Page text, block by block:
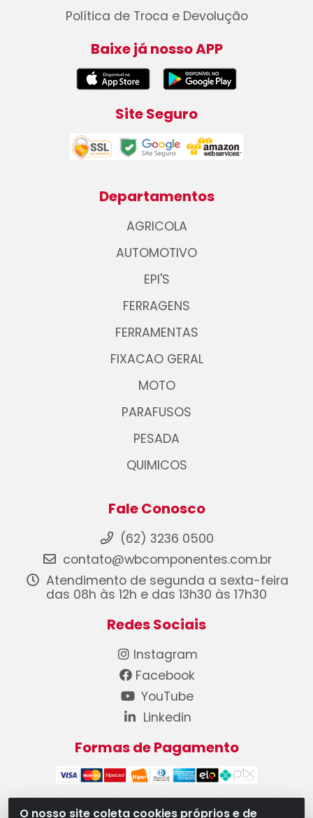
O nosso site coleta cookies próprios e de
Política de Troca e Devolução
Baixe já nosso APP
Site Seguro
Departamentos
AGRICOLA
AUTOMOTIVO
EPI'S
FERRAGENS
FERRAMENTAS
FIXACAO GERAL
MOTO
PARAFUSOS
PESADA
QUIMICOS
Fale Conosco
(62) 3236 0500
contato@wbcomponentes.com.br
Atendimento de segunda a sexta-feira
das 08h às 12h e das 13h30 às 17h30
Redes Sociais
Instagram
Facebook
YouTube
Linkedin
Formas de Pagamento